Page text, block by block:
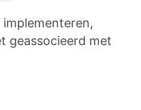
geassocieerd met